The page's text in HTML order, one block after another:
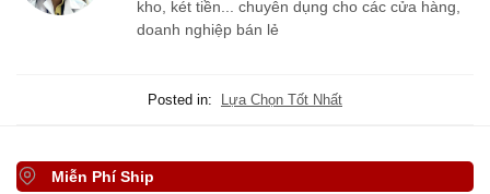
kho, két tiền... chuyên dụng cho các cửa hàng,
doanh nghiệp bán lẻ
Posted in: Lựa Chọn Tốt Nhất
Miễn Phí Ship